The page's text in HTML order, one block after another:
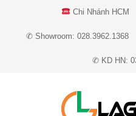
Chi Nhánh HCM
✆ Showroom: 028.3962.1368
✆ KD HN: